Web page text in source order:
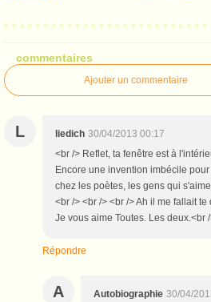
commentaires
Ajouter un commentaire
L liedich 30/04/2013 00:17
<br /> Reflet, ta fenêtre est à
Encore une invention imbécile
chez les poètes, les gens qui
<br /> <br /> <br /> Ah il me fallait
Je vous aime Toutes. Les deux.<br
Répondre
A Autobiographie 30/04/